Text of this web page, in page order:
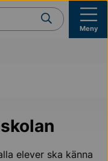
du?
Meny
elever ska känna